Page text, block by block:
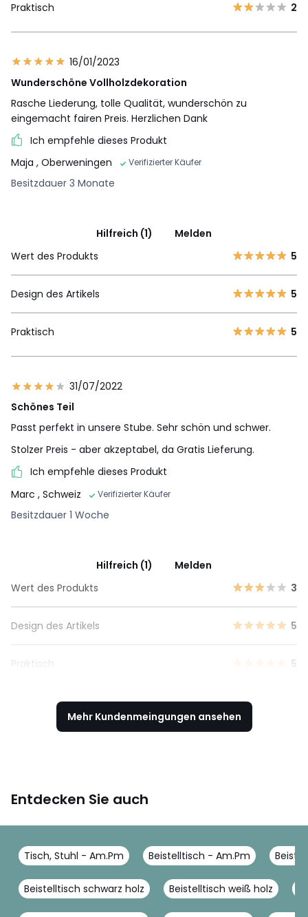
Praktisch 2
16/01/2023
Wunderschöne Vollholzdekoration
Rasche Liederung, tolle Qualität, wunderschön zu
eingemacht fairen Preis. Herzlichen Dank
Ich empfehle dieses Produkt
Maja , Oberweningen Verifizierter Käufer
Besitzdauer 3 Monate
Hilfreich (1)
Melden
Wert des Produkts
5
Design des Artikels 5
Praktisch 5
31/07/2022
Schönes Teil
Passt perfekt in unsere Stube. Sehr schön und schwer.
Stolzer Preis - aber akzeptabel, da Gratis Lieferung.
Ich empfehle dieses Produkt
Marc , Schweiz Verifizierter Käufer
Besitzdauer 1 Woche
Hilfreich (1)
Melden
Wert des Produkts
3
Design des Artikels 5
Praktisch 5
Mehr Kundenmeingungen ansehen
Entdecken Sie auch
Tisch, Stuhl - Am.Pm Beistelltisch - Am.Pm
Beistelltisch schwarz holz Beistelltisch weiß holz